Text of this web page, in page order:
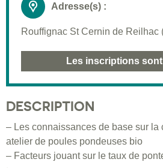
Adresse(s) :
Rouffignac St Cernin de Reilhac
Les inscriptions
DESCRIPTION
– Les connaissances de base sur la
atelier de poules pondeuses bio
– Facteurs jouant sur le taux de